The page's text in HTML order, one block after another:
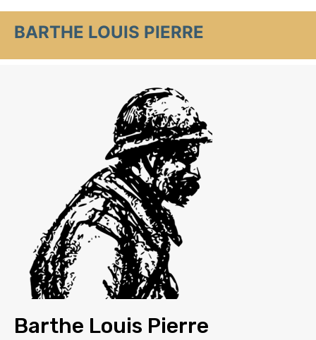
BARTHE LOUIS PIERRE
Barthe Louis Pierre